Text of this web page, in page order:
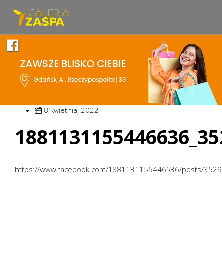
8 kwietnia, 2022
https://www.facebook.com/1881131155446636/posts/